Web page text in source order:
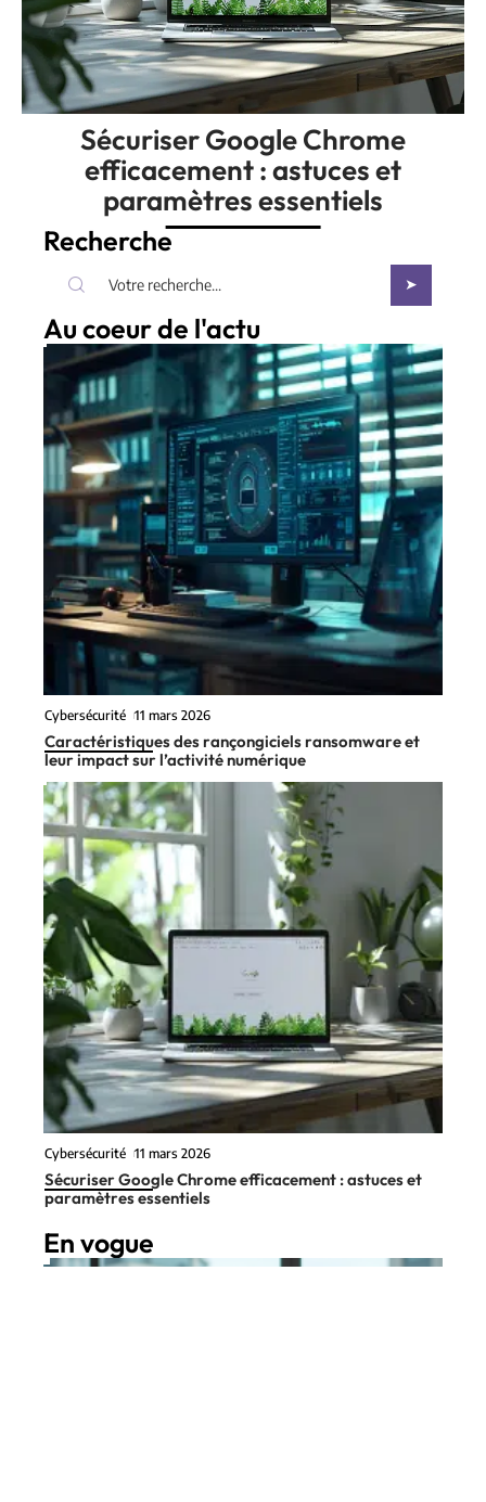
Sécuriser Google Chrome
efficacement : astuces et
paramètres essentiels
Recherche
Au coeur de l'actu
Cybersécurité 11 mars 2026
Caractéristiques des rançongiciels ransomware et
leur impact sur l’activité numérique
Cybersécurité 11 mars 2026
Sécuriser Google Chrome efficacement : astuces et
paramètres essentiels
En vogue